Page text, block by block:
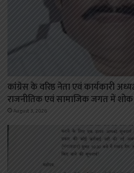
कांग्रेस के वरिष्ठ नेता एवं कार्यकारी
राजनीतिक एवं सामाजिक जगत में
August 3, 2026